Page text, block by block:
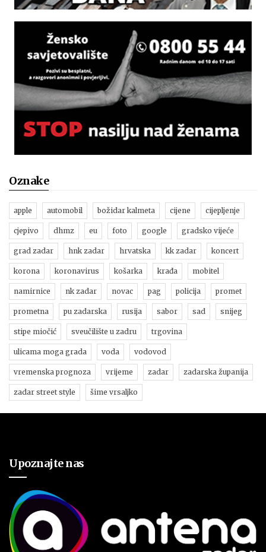
Oznake
apple automobil božidar kalmeta cijene cijepljenje
cjepivo dhmz eu foto google gradsko vijeće
grad zadar hnk zadar hrvatska kk zadar koncert
korona koronavirus košarka krađa mobitel
namirnice nk zadar novac pag policija promet
prometna pu zadarska rusija sabor sad snijeg
stipe miočić sveučilište u zadru trgovina
ulicama moga grada voda vodovod
vremenska prognoza vrijeme zadar zadarska županija
zadar street style šime vrsaljko
Upoznajte nas